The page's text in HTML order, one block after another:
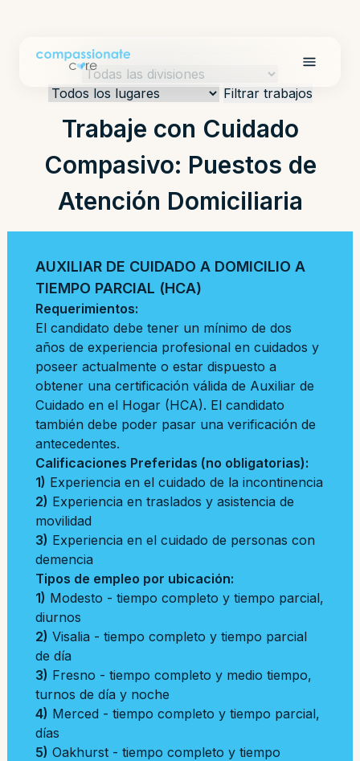
Filtrar trabajos
Trabaje con Cuidado
Compasivo: Puestos de
Atención Domiciliaria
AUXILIAR DE CUIDADO A DOMICILIO A
TIEMPO PARCIAL (HCA)
Requerimientos:
El candidato debe tener un mínimo de dos
años de experiencia profesional en cuidados y
poseer actualmente o estar dispuesto a
obtener una certificación válida de Auxiliar de
Cuidado en el Hogar (HCA). El candidato
también debe poder pasar una verificación de
antecedentes.
Calificaciones Preferidas (no obligatorias):
1) Experiencia en el cuidado de la incontinencia
2) Experiencia en traslados y asistencia de
movilidad
3) Experiencia en el cuidado de personas con
demencia
Tipos de empleo por ubicación:
1) Modesto - tiempo completo y tiempo parcial,
diurnos
2) Visalia - tiempo completo y tiempo parcial
de día
3) Fresno - tiempo completo y medio tiempo,
turnos de día y noche
4) Merced - tiempo completo y tiempo parcial,
días
5) Oakhurst - tiempo completo y tiempo